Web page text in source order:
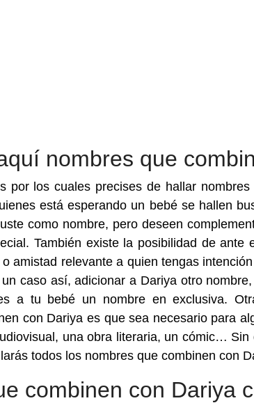
nombres que
por los cuales precises de hallar
está esperando un bebé se hallen
como nombre, pero deseen
También existe la posibilidad de
amistad relevante a quien tengas
caso así, adicionar a Dariya otro
a tu bebé un nombre en exclusiva.
con Dariya es que sea necesario para
una obra literaria, un cómic…
todos los nombres que combinen con
combinen con Dariya